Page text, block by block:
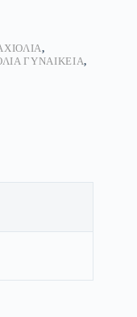
,
ΓΥΝΑΙΚΕΊΑ,